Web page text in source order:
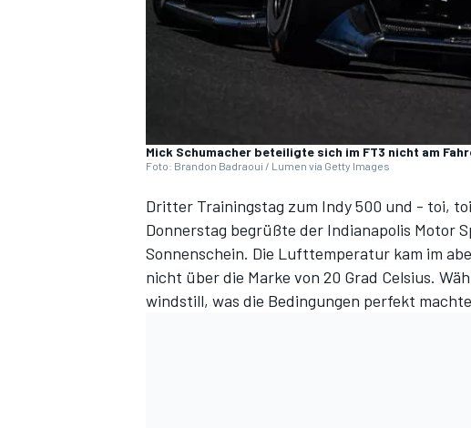
Mick Schumacher beteiligte sich im FT3 nicht am
Foto: Brandon Badraoui / Lumen via Getty Images
Dritter Trainingstag zum Indy 500 und - toi,
Donnerstag begrüßte der Indianapolis Motor
Sonnenschein. Die Lufttemperatur kam im
nicht über die Marke von 20 Grad Celsius.
windstill, was die Bedingungen perfekt